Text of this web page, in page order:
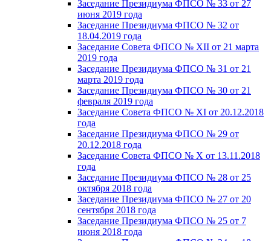
Заседание Президиума ФПСО № 33 от 27
июня 2019 года
Заседание Президиума ФПСО № 32 от
18.04.2019 года
Заседание Совета ФПСО № XII от 21 марта
2019 года
Заседание Президиума ФПСО № 31 от 21
марта 2019 года
Заседание Президиума ФПСО № 30 от 21
февраля 2019 года
Заседание Совета ФПСО № XI от 20.12.2018
года
Заседание Президиума ФПСО № 29 от
20.12.2018 года
Заседание Совета ФПСО № X от 13.11.2018
года
Заседание Президиума ФПСО № 28 от 25
октября 2018 года
Заседание Президиума ФПСО № 27 от 20
сентября 2018 года
Заседание Президиума ФПСО № 25 от 7
июня 2018 года